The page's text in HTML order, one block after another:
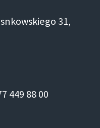
31,
449 88 00